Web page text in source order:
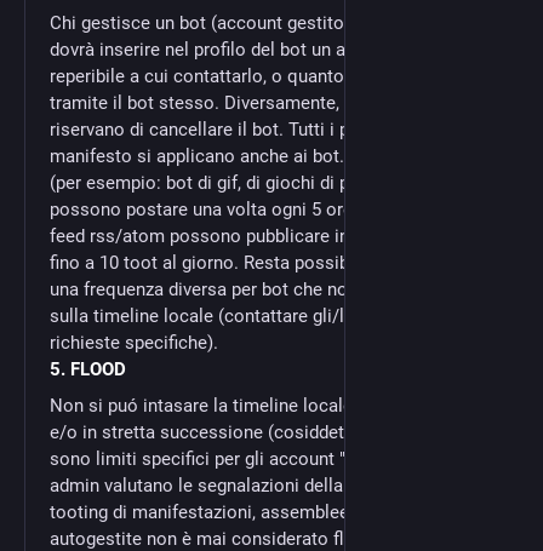
Chi gestisce un bot (account gestito da un software)
dovrà inserire nel profilo del bot un account mastodon
reperibile a cui contattarlo, o quantomeno rispondere
tramite il bot stesso. Diversamente, gli/le admin si
riservano di cancellare il bot. Tutti i punti del
manifesto si applicano anche ai bot. I bot automatici
(per esempio: bot di gif, di giochi di parole, di emoji...)
possono postare una volta ogni 5 ore. I bot collegati a
feed rss/atom possono pubblicare indicativamente
fino a 10 toot al giorno. Resta possibile concordare
una frequenza diversa per bot che non pubblicano
sulla timeline locale (contattare gli/le admin per
richieste specifiche).
5. FLOOD
Non si puó intasare la timeline locale con toot ripetuti
e/o in stretta successione (cosiddetto "flood"). Non ci
sono limiti specifici per gli account "umani", gli/le
admin valutano le segnalazioni della comunità. Il live-
tooting di manifestazioni, assemblee, iniziative sociali
autogestite non è mai considerato flood.